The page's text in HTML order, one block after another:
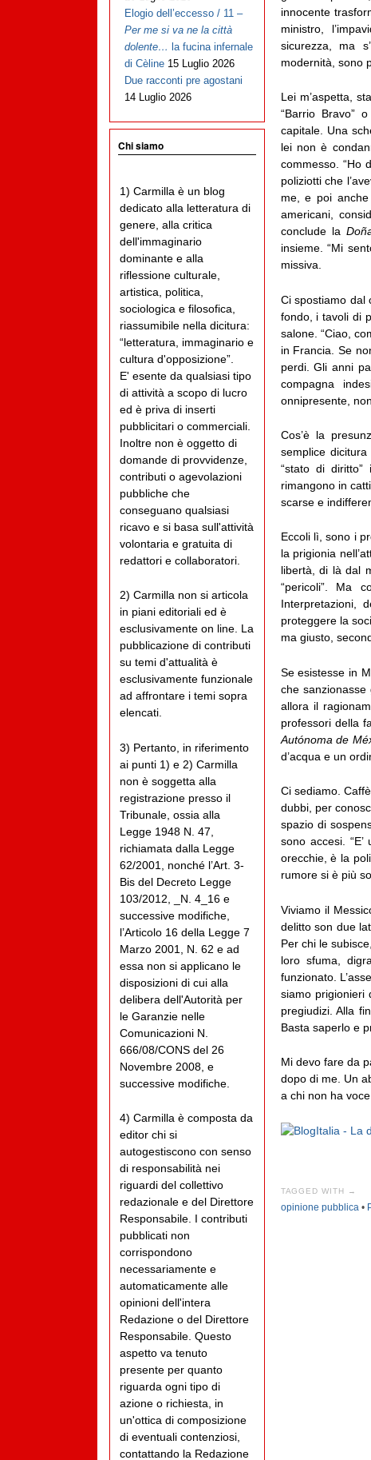
innocente
ministro,
sicurezza, ma
modernità, sono
Lei m’aspetta,
“Barrio Bravo”
capitale. Una
lei non è
commesso. “Ho
poliziotti che
me, e poi
americani,
conclude la
insieme. “Mi
missiva.
Ci spostiamo dal
fondo, i tavoli di
salone. “Ciao,
in Francia. Se
perdi. Gli anni
compagna
onnipresente,
Cos’è la
semplice
“stato di
rimangono in
scarse e
Eccoli lì, sono i
la prigionia
libertà, di là dal
“pericoli”. Ma
Interpretazioni,
proteggere la
ma giusto,
Se esistesse in
che sanzionasse
allora il
professori della
Autónoma de
d’acqua e un
Ci sediamo.
dubbi, per
spazio di
sono accesi.
orecchie, è la
rumore si è più
Viviamo il
delitto son due
Per chi le
loro sfuma,
funzionato.
siamo prigionieri
pregiudizi. Alla
Basta saperlo e
Mi devo fare da
dopo di me. Un
a chi non ha
TAGGED WITH →
opinione pubblica •
Elogio dell’eccesso / 11 –
Per me si va ne la città
dolente… la fucina infernale
di Cèline 15 Luglio 2026
Due racconti pre agostani
14 Luglio 2026
Chi siamo
1) Carmilla è un blog
dedicato alla letteratura di
genere, alla critica
dell'immaginario
dominante e alla
riflessione culturale,
artistica, politica,
sociologica e filosofica,
riassumibile nella dicitura:
“letteratura, immaginario e
cultura d'opposizione”.
E' esente da qualsiasi tipo
di attività a scopo di lucro
ed è priva di inserti
pubblicitari o commerciali.
Inoltre non è oggetto di
domande di provvidenze,
contributi o agevolazioni
pubbliche che
conseguano qualsiasi
ricavo e si basa sull'attività
volontaria e gratuita di
redattori e collaboratori.
2) Carmilla non si articola
in piani editoriali ed è
esclusivamente on line. La
pubblicazione di contributi
su temi d'attualità è
esclusivamente funzionale
ad affrontare i temi sopra
elencati.
3) Pertanto, in riferimento
ai punti 1) e 2) Carmilla
non è soggetta alla
registrazione presso il
Tribunale, ossia alla
Legge 1948 N. 47,
richiamata dalla Legge
62/2001, nonché l’Art. 3-
Bis del Decreto Legge
103/2012, _N. 4_16 e
successive modifiche,
l’Articolo 16 della Legge 7
Marzo 2001, N. 62 e ad
essa non si applicano le
disposizioni di cui alla
delibera dell'Autorità per
le Garanzie nelle
Comunicazioni N.
666/08/CONS del 26
Novembre 2008, e
successive modifiche.
4) Carmilla è composta da
editor chi si
autogestiscono con senso
di responsabilità nei
riguardi del collettivo
redazionale e del Direttore
Responsabile. I contributi
pubblicati non
corrispondono
necessariamente e
automaticamente alle
opinioni dell'intera
Redazione o del Direttore
Responsabile. Questo
aspetto va tenuto
presente per quanto
riguarda ogni tipo di
azione o richiesta, in
un'ottica di composizione
di eventuali contenziosi,
contattando la Redazione